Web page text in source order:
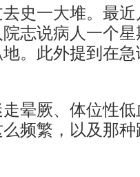
史一大堆。最
志说病人一个
。此外提到在
晕厥、体位性
频繁，以及那